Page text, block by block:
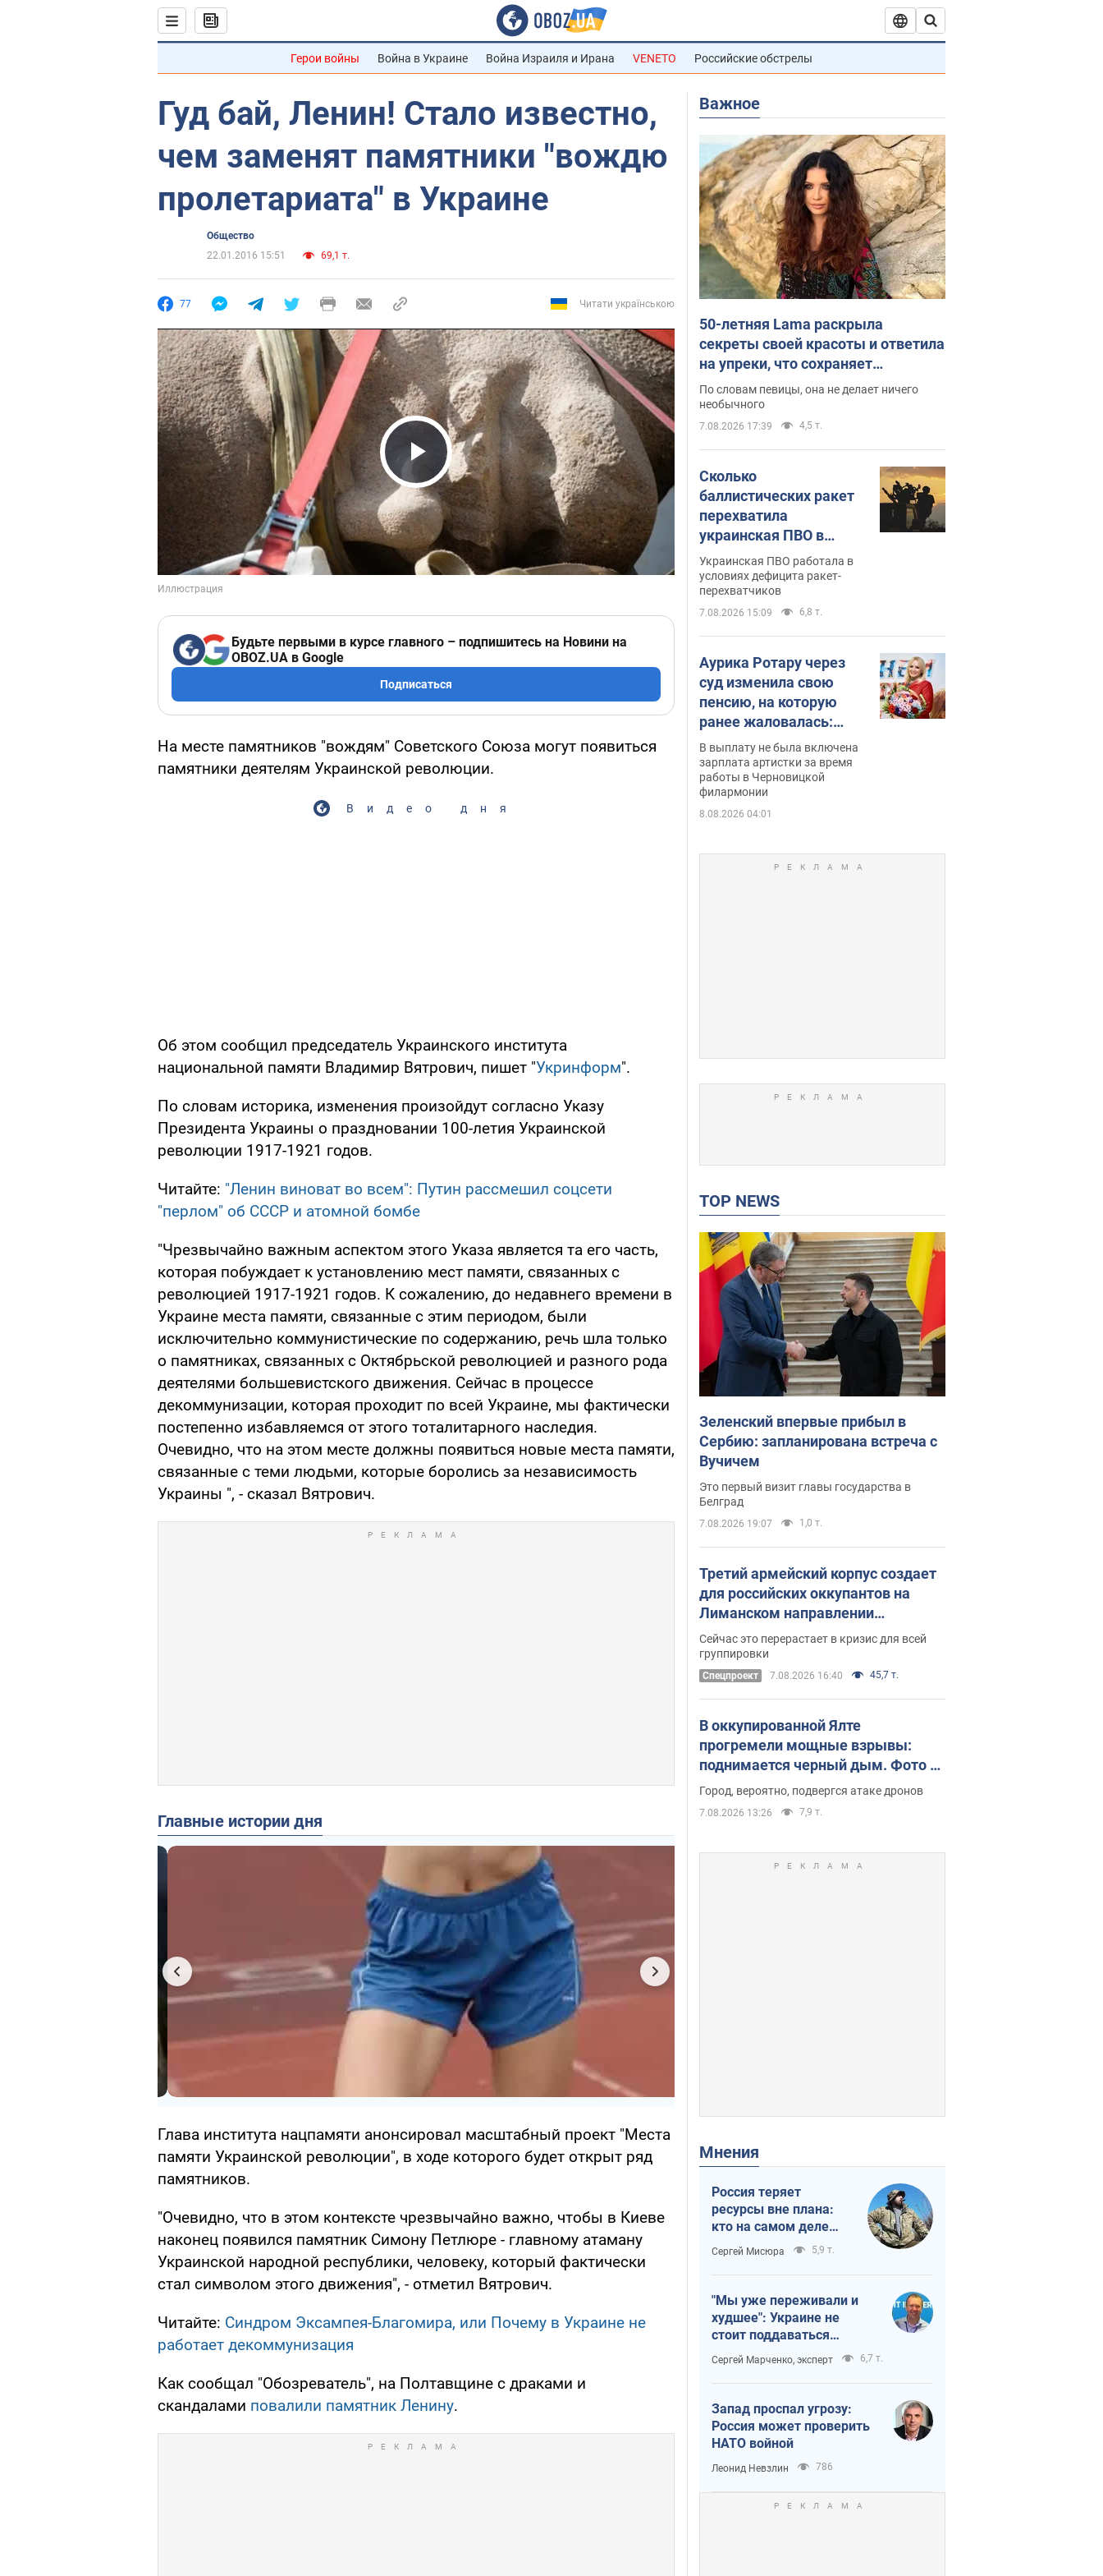
Герои войны Война в Украине Война Израиля и Ирана VENETO Российские обстрелы
Гуд бай, Ленин! Стало известно,
чем заменят памятники "вождю
пролетариата" в Украине
Общество
22.01.2016 15:51
69,1 т.
77 Читати українською
Play Video
Будьте первыми в курсе главного – подпишитесь на Новини на
OBOZ.UA в Google
Подписаться
На месте памятников "вождям" Советского Союза могут появиться
памятники деятелям Украинской революции.
Видео дня
Об этом сообщил председатель Украинского института
национальной памяти Владимир Вятрович, пишет "Укринформ".
По словам историка, изменения произойдут согласно Указу
Президента Украины о праздновании 100-летия Украинской
революции 1917-1921 годов.
Читайте: "Ленин виноват во всем": Путин рассмешил соцсети
"перлом" об СССР и атомной бомбе
"Чрезвычайно важным аспектом этого Указа является та его часть,
которая побуждает к установлению мест памяти, связанных с
революцией 1917-1921 годов. К сожалению, до недавнего времени в
Украине места памяти, связанные с этим периодом, были
исключительно коммунистические по содержанию, речь шла только
о памятниках, связанных с Октябрьской революцией и разного рода
деятелями большевистского движения. Сейчас в процессе
декоммунизации, которая проходит по всей Украине, мы фактически
постепенно избавляемся от этого тоталитарного наследия.
Очевидно, что на этом месте должны появиться новые места памяти,
связанные с теми людьми, которые боролись за независимость
Украины ", - сказал Вятрович.
Главные истории дня
Глава института нацпамяти анонсировал масштабный проект "Места
памяти Украинской революции", в ходе которого будет открыт ряд
памятников.
"Очевидно, что в этом контексте чрезвычайно важно, чтобы в Киеве
наконец появился памятник Симону Петлюре - главному атаману
Украинской народной республики, человеку, который фактически
стал символом этого движения", - отметил Вятрович.
Читайте: Синдром Эксампея-Благомира, или Почему в Украине не
работает декоммунизация
Как сообщал "Обозреватель", на Полтавщине с драками и
скандалами повалили памятник Ленину.
Важное
50-летняя Lama раскрыла
секреты своей красоты и ответила
на упреки, что сохраняет
молодость, ведь у нее нет детей
По словам певицы, она не делает ничего
необычного
7.08.2026 17:39 4,5 т.
Сколько
баллистических ракет
перехватила
украинская ПВО в
июле: в Минобороны
назвали цифру
Украинская ПВО работала в
условиях дефицита ракет-
перехватчиков
7.08.2026 15:09 6,8 т.
Аурика Ротару через
суд изменила свою
пенсию, на которую
ранее жаловалась:
сколько получала
певица
В выплату не была включена
зарплата артистки за время
работы в Черновицкой
филармонии
8.08.2026 04:01
TOP NEWS
Зеленский впервые прибыл в
Сербию: запланирована встреча с
Вучичем
Это первый визит главы государства в
Белград
7.08.2026 19:07 1,0 т.
Третий армейский корпус создает
для российских оккупантов на
Лиманском направлении
критический дискомфорт: как это
удалось
Сейчас это перерастает в кризис для всей
группировки
Спецпроект 7.08.2026 16:40 45,7 т.
В оккупированной Ялте
прогремели мощные взрывы:
поднимается черный дым. Фото и
видео
Город, вероятно, подвергся атаке дронов
7.08.2026 13:26 7,9 т.
Мнения
Россия теряет
ресурсы вне плана:
кто на самом деле
диктует темп войны
Сергей Мисюра 5,9 т.
"Мы уже переживали и
худшее": Украине не
стоит поддаваться
отчаянию из-за
ракетного террора
Сергей Марченко, эксперт 6,7 т.
Запад проспал угрозу:
Россия может проверить
НАТО войной
Леонид Невзлин 786